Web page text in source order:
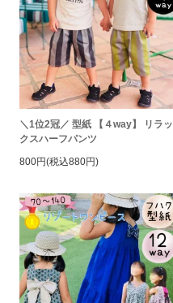
＼1位2冠／ 型紙 【４way】 リラッ
クスハーフパンツ
800円(税込880円)